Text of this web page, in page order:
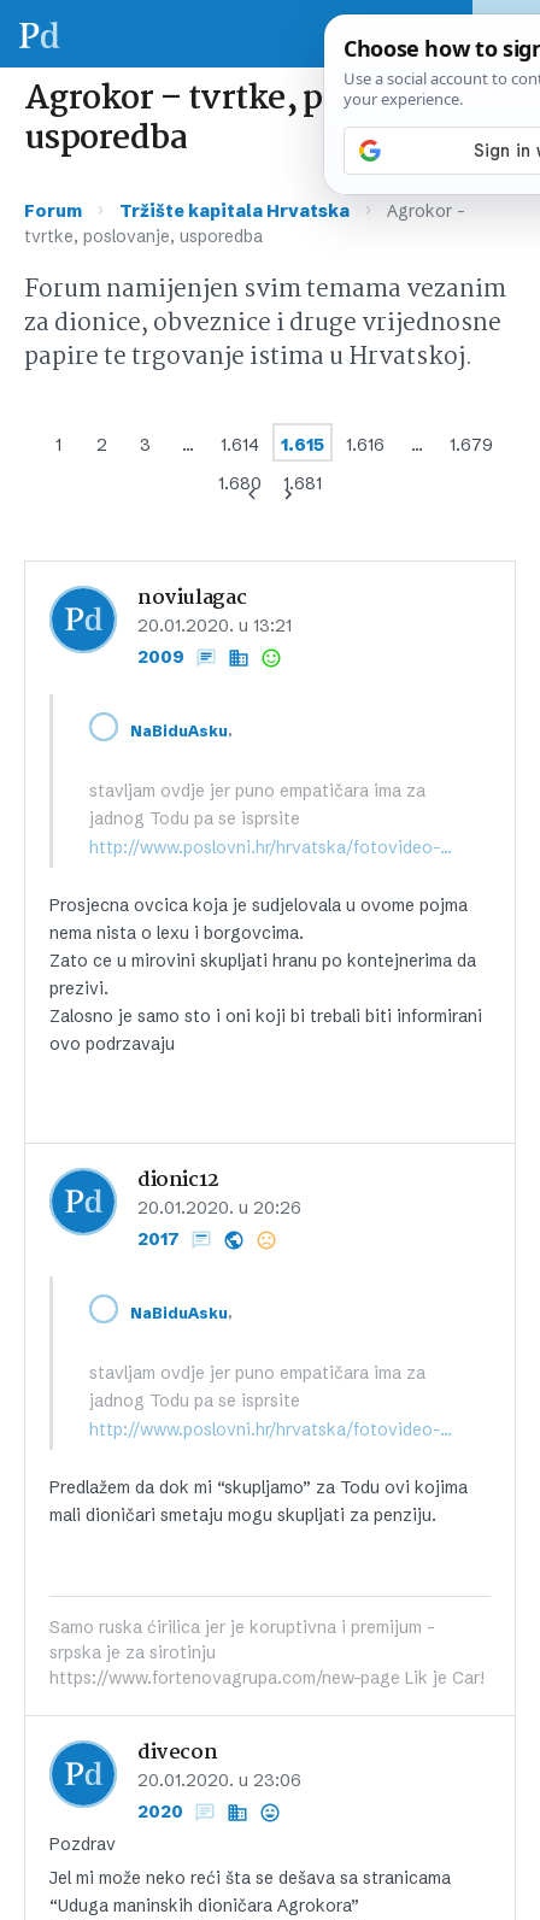
Agrokor – tvrtke, poslovanje,
usporedba
Forum › Tržište kapitala Hrvatska ›
Agrokor –
tvrtke, poslovanje, usporedba
Forum namijenjen svim temama vezanim
za dionice, obveznice i druge vrijednosne
papire te trgovanje istima u Hrvatskoj.
1 2 3 … 1.614 1.615 1.616 …
1.679
1.680
1.681
noviulagac
20.01.2020. u 13:21
2009
NaBiduAsku,
stavljam ovdje jer puno empatičara ima za
jadnog Todu pa se isprsite
http://www.poslovni.hr/hrvatska/fotovideo-todoricevima-stize-pomoc-graani-donirali-brasno-tjesteninu-secer-wc-papir-361810
Prosjecna ovcica koja je sudjelovala u ovome pojma
nema nista o lexu i borgovcima.
Zato ce u mirovini skupljati hranu po kontejnerima da
prezivi.
Zalosno je samo sto i oni koji bi trebali biti informirani
ovo podrzavaju
dionic12
20.01.2020. u 20:26
2017
NaBiduAsku,
stavljam ovdje jer puno empatičara ima za
jadnog Todu pa se isprsite
http://www.poslovni.hr/hrvatska/fotovideo-todoricevima-stize-pomoc-graani-donirali-brasno-tjesteninu-secer-wc-papir-361810
Predlažem da dok mi “skupljamo” za Todu ovi kojima
mali dioničari smetaju mogu skupljati za penziju.
Samo ruska ćirilica jer je koruptivna i premijum -
srpska je za sirotinju
https://www.fortenovagrupa.com/new-page Lik je Car!
divecon
20.01.2020. u 23:06
2020
Pozdrav
Jel mi može neko reći šta se dešava sa stranicama
“Uduga maninskih dioničara Agrokora”